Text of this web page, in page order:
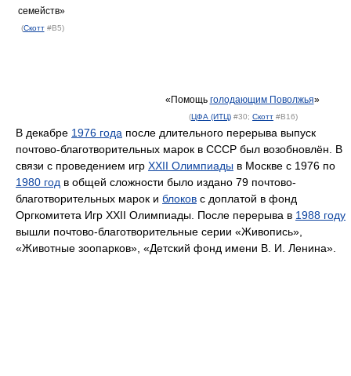
семейств»
(Скотт#B5)
«Помощь голодающим Поволжья»
(ЦФА (ИТЦ) #30; Скотт #B16)
В декабре 1976 года после длительного перерыва выпуск
почтово-благотворительных марок в СССР был возобновлён. В
связи с проведением игр XXII Олимпиады в Москве с 1976 по
1980 год в общей сложности было издано 79 почтово-
благотворительных марок и блоков с доплатой в фонд
Оргкомитета Игр XXII Олимпиады. После перерыва в 1988 году
вышли почтово-благотворительные серии «Живопись»,
«Животные зоопарков», «Детский фонд имени В. И. Ленина».